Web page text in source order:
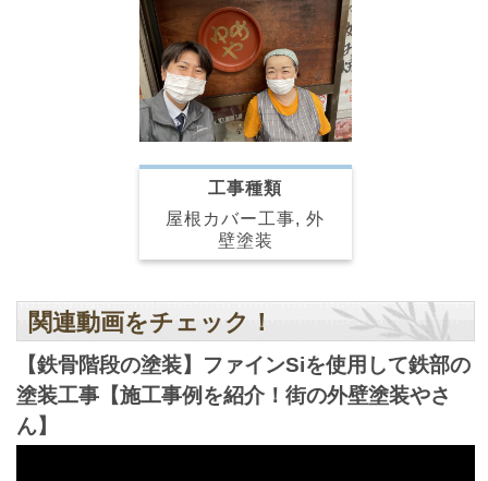
工事種類
屋根カバー工事, 外
壁塗装
関連動画をチェック！
【鉄骨階段の塗装】ファインSiを使用して鉄部の
塗装工事【施工事例を紹介！街の外壁塗装やさ
ん】